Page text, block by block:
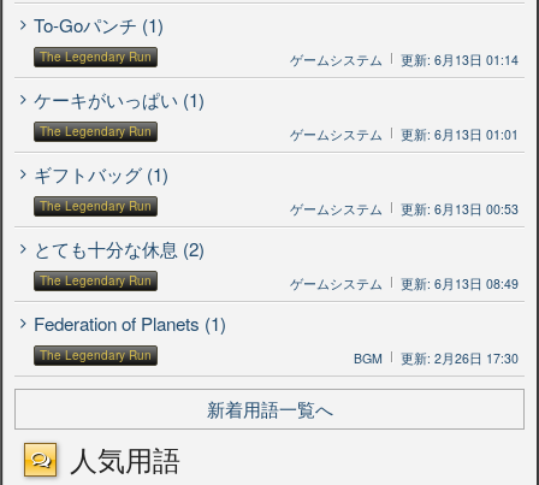
To-Goパンチ (1)
The Legendary Run ゲームシステム 更新: 6月13日 01:14
ケーキがいっぱい (1)
The Legendary Run ゲームシステム 更新: 6月13日 01:01
ギフトバッグ (1)
The Legendary Run ゲームシステム 更新: 6月13日 00:53
とても十分な休息 (2)
The Legendary Run ゲームシステム 更新: 6月13日 08:49
Federation of Planets (1)
The Legendary Run BGM 更新: 2月26日 17:30
新着用語一覧へ
人気用語